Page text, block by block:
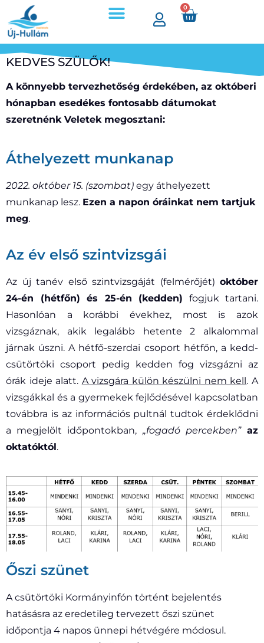
0
KEDVES SZÜLŐK!
A könnyebb tervezhetőség érdekében, az októberi
hónapban esedékes fontosabb dátumokat
szeretnénk Veletek megosztani:
Áthelyezett munkanap
2022. október 15. (szombat) egy áthelyezett
munkanap lesz. Ezen a napon óráinkat nem tartjuk
meg.
Az év első szintvizsgái
Az új tanév első szintvizsgáját (felmérőjét) október
24-én (hétfőn) és 25-én (kedden) fogjuk tartani.
Hasonlóan a korábbi évekhez, most is azok
vizsgáznak, akik legalább hetente 2 alkalommal
járnak úszni. A hétfő-szerdai csoport hétfőn, a kedd-
csütörtöki csoport pedig kedden fog vizsgázni az
órák ideje alatt. A vizsgára külön készülni nem kell. A
vizsgákkal és a gyermekek fejlődésével kapcsolatban
továbbra is az információs pultnál tudtok érdeklődni
a megjelölt időpontokban, „fogadó percekben”az
oktatóktól.
Őszi szünet
A csütörtöki Kormányinfón történt bejelentés
hatásásra az eredetileg tervezett őszi szünet
időpontja 4 napos ünnepi hétvégére módosul.